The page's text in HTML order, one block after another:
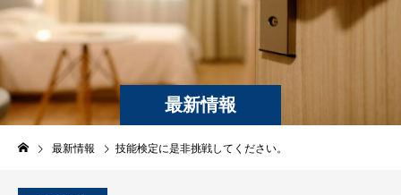
最新情報
最新情報 技能検定に是非挑戦してください。